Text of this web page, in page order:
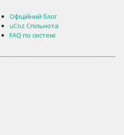
Офіційний блог
uCoz Спільнота
FAQ по системі